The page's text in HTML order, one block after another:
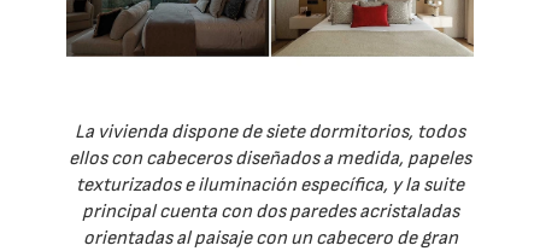
La vivienda dispone de siete dormitorios, todos
ellos con cabeceros diseñados a medida, papeles
texturizados e iluminación específica, y la suite
principal cuenta con dos paredes acristaladas
orientadas al paisaje con un cabecero de gran